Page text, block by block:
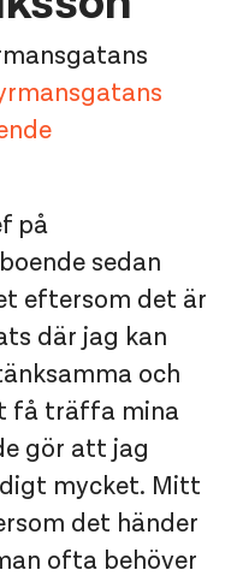
på
sedan
eftersom det är
där jag kan
och
få träffa mina
gör att jag
mycket. Mitt
det händer
ofta behöver